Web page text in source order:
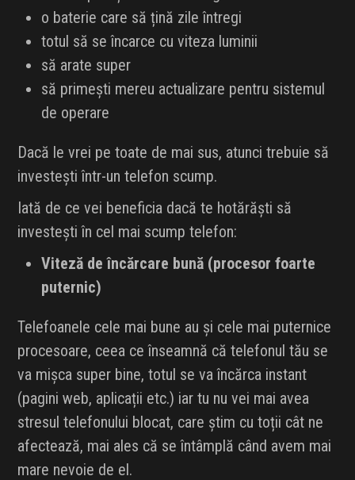
o baterie care să țină zile întregi
totul să se încarce cu viteza luminii
să arate super
să primești mereu actualizare pentru sistemul
de operare
Dacă le vrei pe toate de mai sus, atunci trebuie să
investești într-un telefon scump.
Iată de ce vei beneficia dacă te hotărăști să
investești în cel mai scump telefon:
Viteză de încărcare bună (procesor foarte
puternic)
Telefoanele cele mai bune au și cele mai puternice
procesoare, ceea ce înseamnă că telefonul tău se
va mișca super bine, totul se va încărca instant
(pagini web, aplicații etc.) iar tu nu vei mai avea
stresul telefonului blocat, care știm cu toții cât ne
afectează, mai ales că se întâmplă când avem mai
mare nevoie de el.